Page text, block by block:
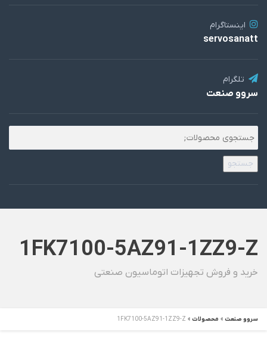
اینستاگرام
servosanatt
تلگرام
سروو صنعت
جستجو
1FK7100-5AZ91-1ZZ9-Z
خرید و فروش تجهیزات اتوماسیون صنعتی
سروو صنعت محصولات 1FK7100-5AZ91-1ZZ9-Z